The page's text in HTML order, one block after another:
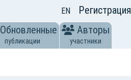
EN Регистрация
Обновленные
публикации
Авторы
участники